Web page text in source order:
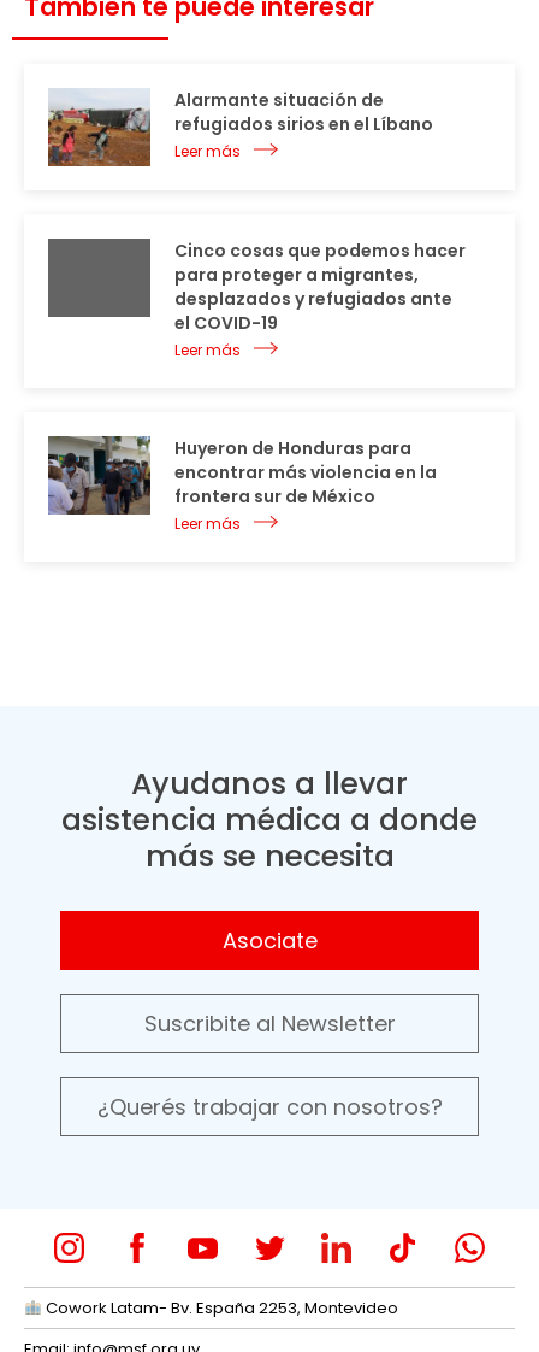
Alarmante situación de
refugiados sirios en el Líbano
Leer más
Cinco cosas que podemos hacer
para proteger a migrantes,
desplazados y refugiados ante
el COVID-19
Leer más
Huyeron de Honduras para
encontrar más violencia en la
frontera sur de México
Leer más
Ayudanos a llevar
asistencia médica a donde
más se necesita
Asociate
Suscribite al Newsletter
¿Querés trabajar con nosotros?
Cowork Latam- Bv. España 2253, Montevideo